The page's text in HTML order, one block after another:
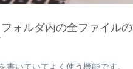
フォルダ内の全ファイルの
書いていてよく使う機能です。